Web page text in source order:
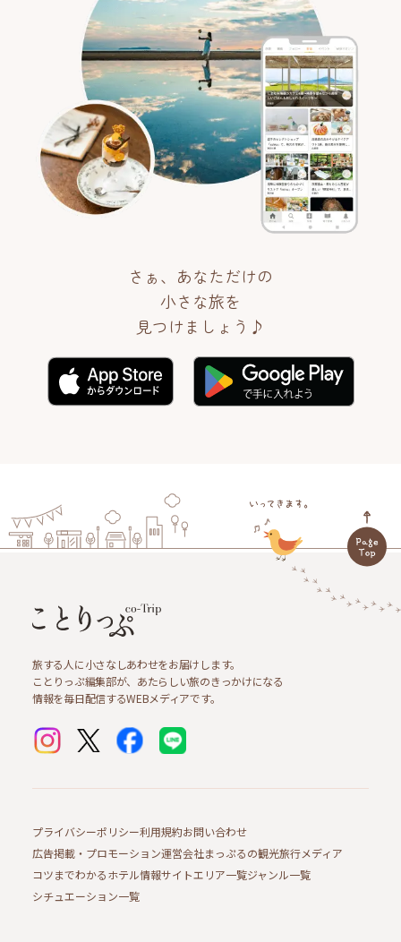
さぁ、あなただけの
小さな旅を
見つけましょう♪
旅する人に小さなしあわせをお届けします。
ことりっぷ編集部が、あたらしい旅のきっかけになる
情報を毎日配信するWEBメディアです。
プライバシーポリシー利用規約お問い合わせ
広告掲載・プロモーション運営会社まっぷるの観光旅行メディア
コツまでわかるホテル情報サイトエリア一覧ジャンル一覧
シチュエーション一覧